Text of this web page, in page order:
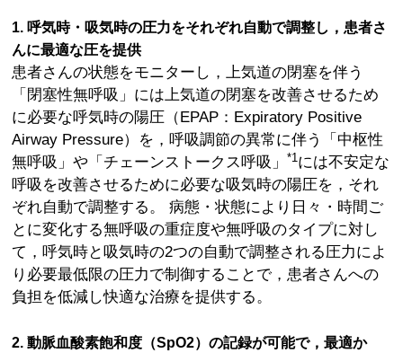
1. 呼気時・吸気時の圧力をそれぞれ自動で調整し，患者さ
んに最適な圧を提供
患者さんの状態をモニターし，上気道の閉塞を伴う
「閉塞性無呼吸」には上気道の閉塞を改善させるため
に必要な呼気時の陽圧（EPAP：Expiratory Positive
Airway Pressure）を，呼吸調節の異常に伴う「中枢性
無呼吸」や「チェーンストークス呼吸」
*1には不安定な
呼吸を改善させるために必要な吸気時の陽圧を，それ
ぞれ自動で調整する。 病態・状態により日々・時間ご
とに変化する無呼吸の重症度や無呼吸のタイプに対し
て，呼気時と吸気時の2つの自動で調整される圧力によ
り必要最低限の圧力で制御することで，患者さんへの
負担を低減し快適な治療を提供する。
2. 動脈血酸素飽和度（SpO2）の記録が可能で，最適か